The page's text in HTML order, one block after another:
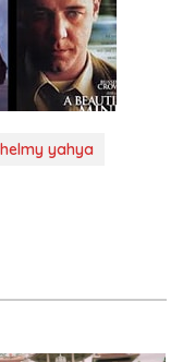
helmy yahya